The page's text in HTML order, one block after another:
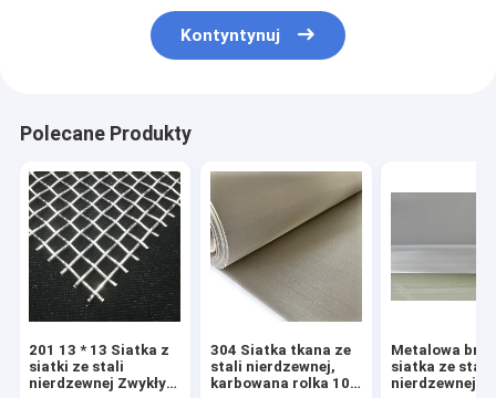
Kontyntynuj
Polecane Produkty
201 13 * 13 Siatka z
siatki ze stali
nierdzewnej Zwykły
304 Siatka tkana ze
stali nierdzewnej,
karbowana rolka 100
Metalowa
siatka ze stali
nierdzewnej